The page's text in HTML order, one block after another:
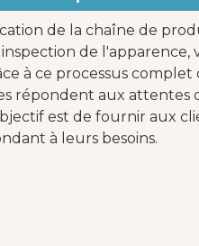
de la chaîne de
de l'apparence,
à ce processus
répondent aux attentes
est de fournir aux
à leurs besoins.